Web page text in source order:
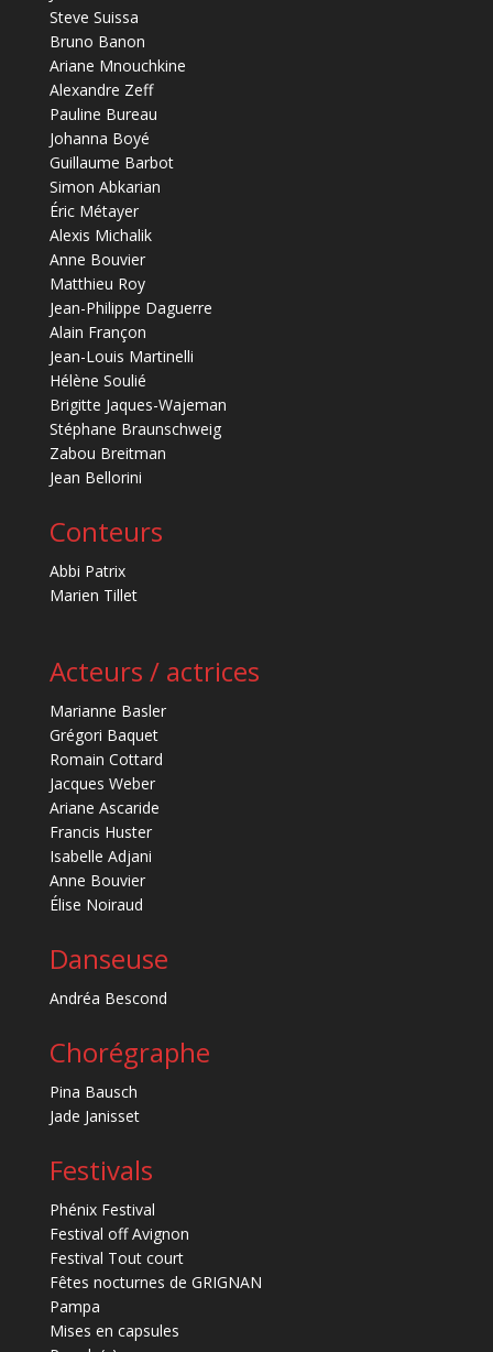
Steve Suissa
Bruno Banon
Ariane Mnouchkine
Alexandre Zeff
Pauline Bureau
Johanna Boyé
Guillaume Barbot
Simon Abkarian
Éric Métayer
Alexis Michalik
Anne Bouvier
Matthieu Roy
Jean-Philippe Daguerre
Alain Françon
Jean-Louis Martinelli
Hélène Soulié
Brigitte Jaques-Wajeman
Stéphane Braunschweig
Zabou Breitman
Jean Bellorini
Conteurs
Abbi Patrix
Marien Tillet
Acteurs / actrices
Marianne Basler
Grégori Baquet
Romain Cottard
Jacques Weber
Ariane Ascaride
Francis Huster
Isabelle Adjani
Anne Bouvier
Élise Noiraud
Danseuse
Andréa Bescond
Chorégraphe
Pina Bausch
Jade Janisset
Festivals
Phénix Festival
Festival off Avignon
Festival Tout court
Fêtes nocturnes de GRIGNAN
Pampa
Mises en capsules